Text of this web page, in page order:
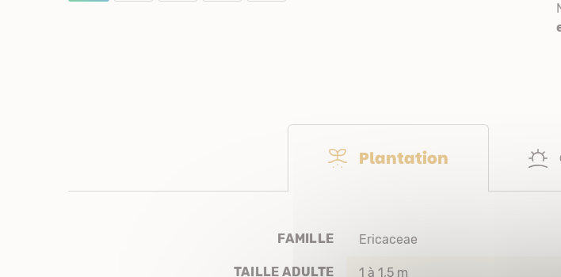
Plantation
FAMILLE Ericaceae
TAILLE ADULTE 1 à 1,5 m